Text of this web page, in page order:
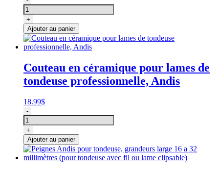
de
Coffret
pour
lames
de
tondeuse,
+
Ajouter au panier
Couteau en céramique pour lames de
tondeuse professionnelle, Andis
18.99$
quantité
de
Couteau
en
céramique
pour
lames
-
+
Ajouter au panier